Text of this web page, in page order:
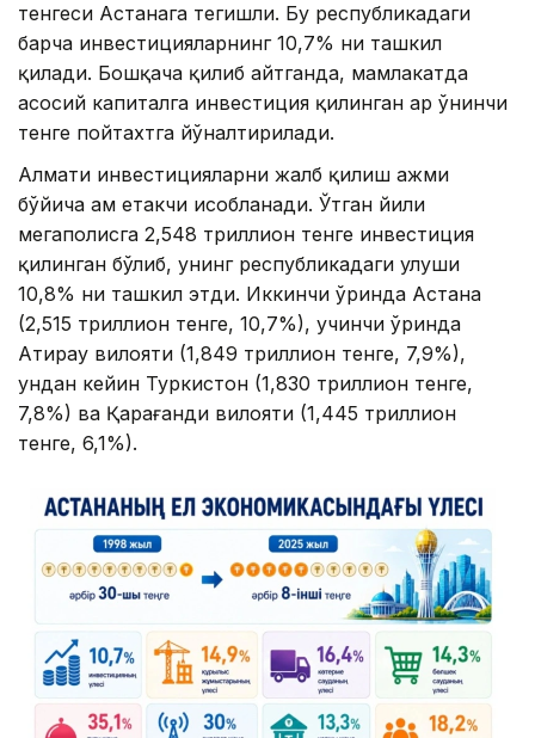
тенгеси Астанага тегишли. Бу республикадаги
барча инвестицияларнинг 10,7% ни ташкил
қилади. Бошқача қилиб айтганда, мамлакатда
асосий капиталга инвестиция қилинган ҳар ўнинчи
тенге пойтахтга йўналтирилади.
Алмати инвестицияларни жалб қилиш ҳажми
бўйича ҳам етакчи ҳисобланади. Ўтган йили
мегаполисга 2,548 триллион тенге инвестиция
қилинган бўлиб, унинг республикадаги улуши
10,8% ни ташкил этди. Иккинчи ўринда Астана
(2,515 триллион тенге, 10,7%), учинчи ўринда
Атирау вилояти (1,849 триллион тенге, 7,9%),
ундан кейин Туркистон (1,830 триллион тенге,
7,8%) ва Қарағанди вилояти (1,445 триллион
тенге, 6,1%).